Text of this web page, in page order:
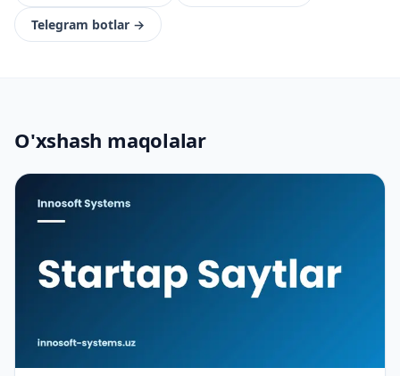
Telegram botlar →
O'xshash maqolalar